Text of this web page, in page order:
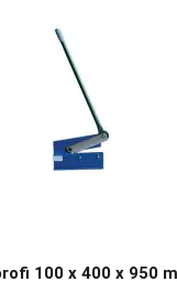
100 x 400 x 950